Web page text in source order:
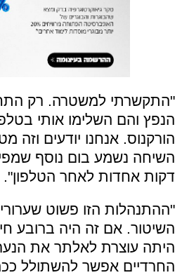
"התקשרתי למשטרה. רק
הנפץ והם השלימו אותי
הורקנוס. אנחנו יודעים וזה
השיחה נשמע בום נוסף
דקות אחדות לאחר הטלפון".
"ההתנהלות הזו פשוט
השיטור. אם זה היה ברובע
היתה עוצרת לאלתר את
החרדיים אפשר להשתולל